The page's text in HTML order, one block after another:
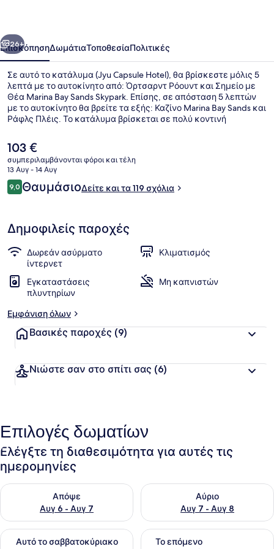
Επόμενο
26+
ΕπισκόπησηΔωμάτιαΤοποθεσίαΠολιτικές
Σε αυτό το κατάλυμα (Jyu Capsule Hotel), θα βρίσκεστε μόλις 5
λεπτά με το αυτοκίνητο από: Όρτσαρντ Ρόουντ και Σημείο με
Θέα Marina Bay Sands Skypark. Επίσης, σε απόσταση 5 λεπτών
με το αυτοκίνητο θα βρείτε τα εξής: Καζίνο Marina Bay Sands και
Ράφλς Πλέις. Το κατάλυμα βρίσκεται σε πολύ κοντινή
σημείο επιβίβασης Σταθμός Chinatown βρίσκεται σε απόσταση
4 λεπτών και το σημείο επιβίβασης Σταθμός Maxwell βρίσκεται
σε απόσταση 4 λεπτών.
Η
τρέχουσα
τιμή
είναι
103 €
103 €
συμπεριλαμβάνονται φόροι και τέλη
13 Αυγ - 14 Αυγ
Σχόλια
9,09,0 στα 10
ΘαυμάσιοΔείτε και τα 119 σχόλια
Δημοφιλείς παροχές
Δωρεάν ασύρματο
ίντερνετ
Κλιματισμός
Εγκαταστάσεις
πλυντηρίων
Μη καπνιστών
Εμφάνιση όλων
Βασικές παροχές (9)
Νιώστε σαν στο σπίτι σας (6)
Επιλογές δωματίων
Ελέγξτε τη διαθεσιμότητα για αυτές τις
ημερομηνίες
Απόψε
Αυγ 6 - Αυγ 7
Έλεγχος διαθεσιμότητας για απόψε Αυγ 6 - Αυγ 7
Αύριο
Αυγ 7 - Αυγ 8
Έλεγχος διαθεσιμότητας
Αυτό το σαββατοκύριακο
Έλεγχος διαθεσιμότητας για αυτό το σαββατοκύριακο
Το επόμενο
Έλεγχος διαθεσιμότητας